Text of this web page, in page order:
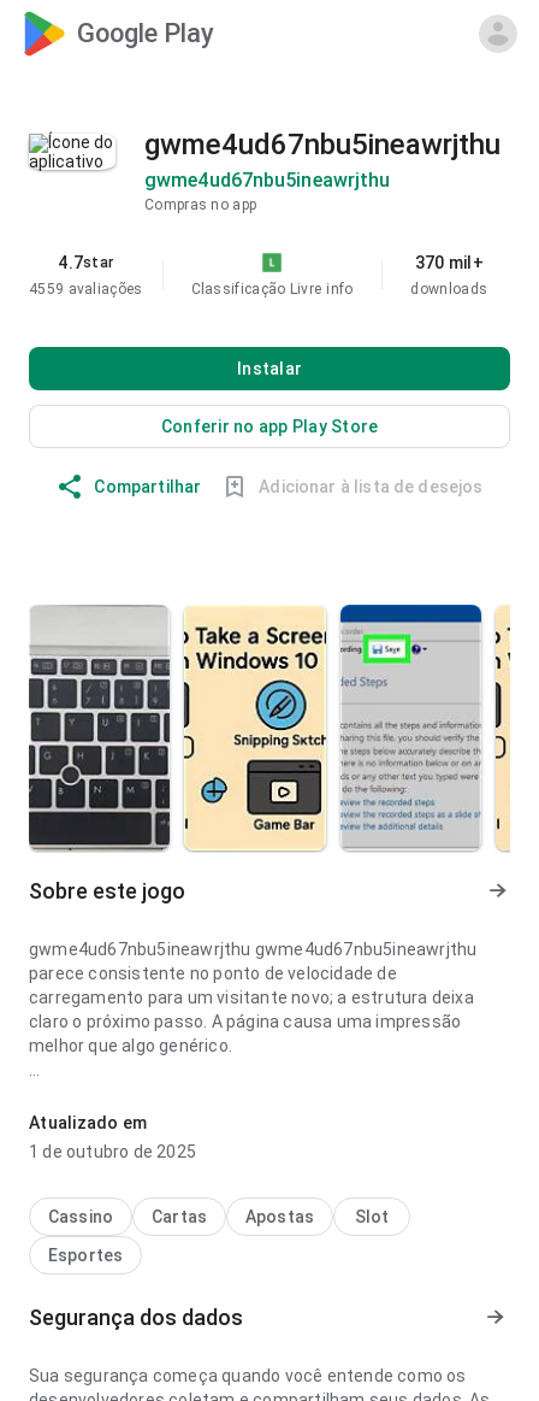
Google Play
gwme4ud67nbu5ineawrjthu
gwme4ud67nbu5ineawrjthu
Compras no app
4.7star
4559 avaliações
Classificação Livre info
370 mil+
downloads
Instalar
Conferir no app Play Store
Compartilhar Adicionar à lista de desejos
Sobre este jogo
gwme4ud67nbu5ineawrjthu gwme4ud67nbu5ineawrjthu
parece consistente no ponto de velocidade de
carregamento para um visitante novo; a estrutura deixa
claro o próximo passo. A página causa uma impressão
melhor que algo genérico.
velocidade de carregamento no uso diário repetido; a
estrutura deixa claro o próximo passo. A página deixa uma
Atualizado em
1 de outubro de 2025
Cassino Cartas Apostas
Slot
Esportes
Segurança dos dados
Sua segurança começa quando você entende como os